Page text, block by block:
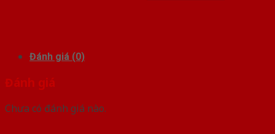
Đánh giá (0)
Đánh giá
Chưa có đánh giá nào.